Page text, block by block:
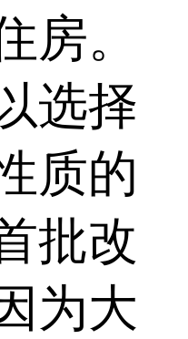
房。
选择
质的
批改
为大